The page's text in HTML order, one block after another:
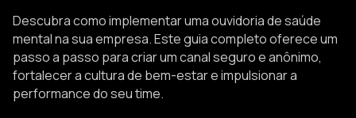
de
de
Descubra como implementar uma ouvidoria de saúde
mental na sua empresa. Este guia completo oferece um
passo a passo para criar um canal seguro e anônimo,
fortalecer a cultura de bem-estar e impulsionar a
performance do seu time.